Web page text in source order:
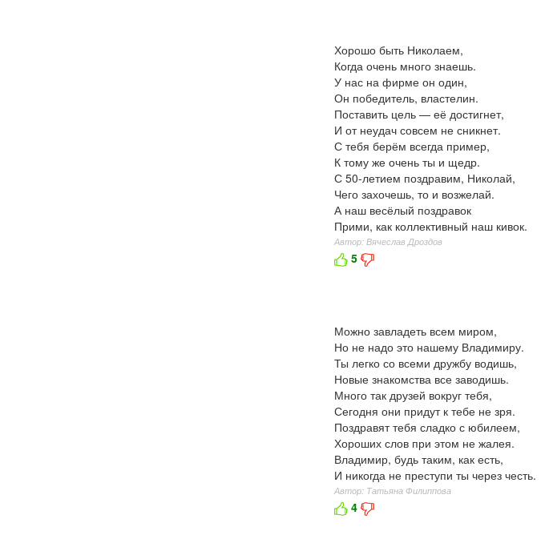
Хорошо быть Николаем,
Когда очень много знаешь.
У нас на фирме он один,
Он победитель, властелин.
Поставить цель — её достигнет,
И от неудач совсем не сникнет.
С тебя берём всегда пример,
К тому же очень ты и щедр.
С 50-летием поздравим, Николай,
Чего захочешь, то и возжелай.
А наш весёлый поздравок
Прими, как коллективный наш кивок.
Автор: Вячеслав Дроздов
5
Можно завладеть всем миром,
Но не надо это нашему Владимиру.
Ты легко со всеми дружбу водишь,
Новые знакомства все заводишь.
Много так друзей вокруг тебя,
Сегодня они придут к тебе не зря.
Поздравят тебя сладко с юбилеем,
Хороших слов при этом не жалея.
Владимир, будь таким, как есть,
И никогда не преступи ты через честь.
Автор: Татьяна Филиппова
4